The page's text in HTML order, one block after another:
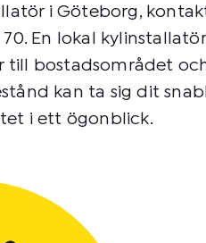
i Göteborg,
En lokal
till bostadsområdet
kan ta sig dit
i ett ögonblick.